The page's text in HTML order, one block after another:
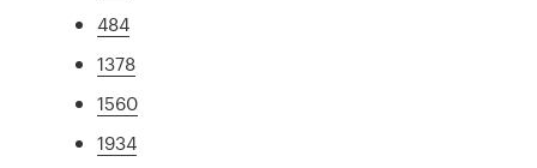
484
1378
1560
1934